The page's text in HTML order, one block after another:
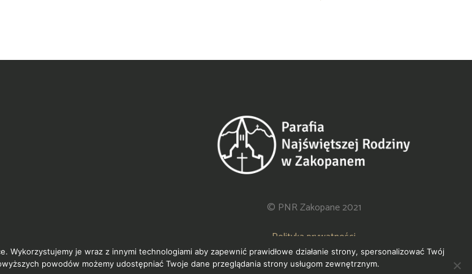
© PNR Zakopane 2021
Polityka prywatności
je wraz z innymi technologiami aby zapewnić prawidłowe działanie strony, spersonalizować Twój
powodów możemy udostępniać Twoje dane przeglądania strony usługom zewnętrznym.